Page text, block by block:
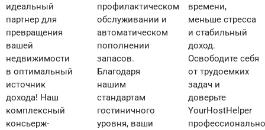
идеальный
партнер для
превращения
вашей
недвижимости
в оптимальный
источник
дохода! Наш
комплексный
консьерж-
профилактическом
обслуживании и
автоматическом
пополнении
запасов.
Благодаря
нашим
стандартам
гостиничного
уровня, ваши
времени,
меньше стресса
и стабильный
доход.
Освободите себя
от трудоемких
задач и
доверьте
YourHostHelper
профессиональное